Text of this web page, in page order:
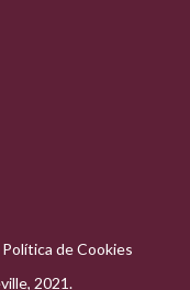
Política de Cookies
2021.